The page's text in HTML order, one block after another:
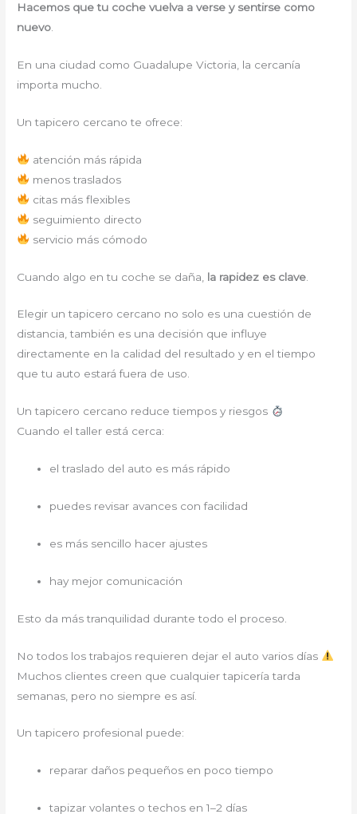
Hacemos que tu coche vuelva a verse y sentirse como
nuevo
En una ciudad como Guadalupe Victoria, la cercanía
importa mucho.
Un tapicero cercano te ofrece:
atención más rápida
menos traslados
citas más flexibles
seguimiento directo
servicio más cómodo
Cuando algo en tu coche se daña, la rapidez es clave
Elegir un tapicero cercano no solo es una cuestión de
distancia, también es una decisión que influye
directamente en la calidad del resultado y en el tiempo
que tu auto estará fuera de uso.
Un tapicero cercano reduce tiempos y riesgos
Cuando el taller está cerca:
el traslado del auto es más rápido
puedes revisar avances con facilidad
es más sencillo hacer ajustes
hay mejor comunicación
Esto da más tranquilidad durante todo el proceso.
No todos los trabajos requieren dejar el auto varios días
Muchos clientes creen que cualquier tapicería tarda
semanas, pero no siempre es así.
Un tapicero profesional puede:
reparar daños pequeños en poco tiempo
tapizar volantes o techos en 1–2 días